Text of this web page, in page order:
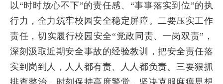
以“时时放心不下”的责任感、“事事落实到位”的执
行力，全力筑牢校园安全稳定屏障。二要压实工作
责任，切实履行校园安全“党政同责、一岗双责”，
深刻汲取近期安全事故的经验教训，把安全责任落
实到岗到人，人人都有责、人人都负责。三要狠抓